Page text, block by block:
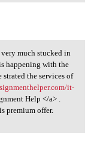
are
much stucked in
happening with the
strated the services of
it-
Help </a> .
premium offer.